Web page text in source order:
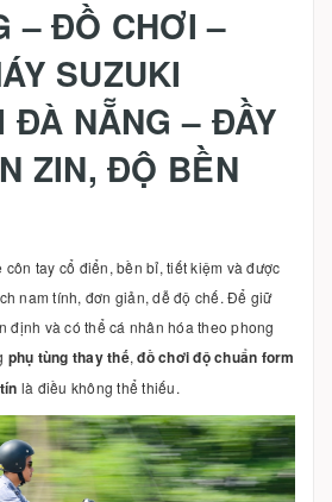
– ĐỒ CHƠI –
SUZUKI
ĐÀ NẴNG – ĐẦY
ZIN, ĐỘ BỀN
tay cổ điển, bền bỉ, tiết kiệm và được
nam tính, đơn giản, dễ độ chế. Để giữ
định và có thể cá nhân hóa theo phong
phụ tùng thay thế,đồ chơi độ chuẩn form
là điều không thể thiếu.